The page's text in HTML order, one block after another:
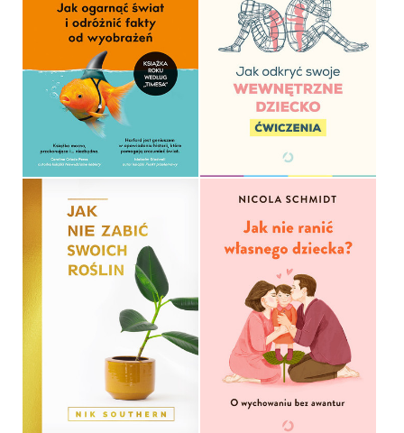
JAK OGARNĄĆ ŚWIAT I
ODRÓŻNIĆ FAKTY OD
WYOBRAŻEŃ
TIM HARFORD
OPRAWA MIĘKKA
44,99 ZŁ
JAK ODKRYĆ SWOJE
WEWNĘTRZNE DZIECKO.
ĆWICZENIA
STEFANIE STAHL
OPRAWA MIĘKKA
44,99 ZŁ
JAK NIE ZABIĆ SWOICH
ROŚLIN
NIK SOUTHERN
OPRAWA TWARDA
44,90 ZŁ
JAK NIE RANIĆ
WŁASNEGO DZIECKA?
NICOLA SCHMIDT
OPRAWA MIĘKKA
44,99 ZŁ